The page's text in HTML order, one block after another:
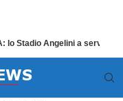
lo Stadio Angelini a servizio